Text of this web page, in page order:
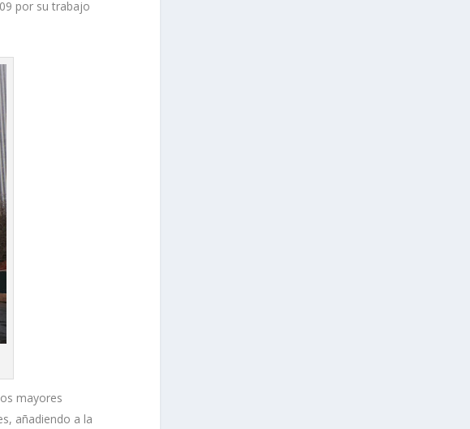
por su trabajo
mayores
añadiendo a la